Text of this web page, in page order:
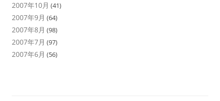
2007年10月 (41)
2007年9月 (64)
2007年8月 (98)
2007年7月 (97)
2007年6月 (56)